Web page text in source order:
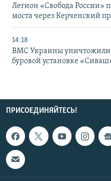
Легион «Свобода России»
моста через Керченский
14:18
ВМС Украины уничтожили
буровой установке
ПРИСОЕДИНЯЙТЕСЬ!